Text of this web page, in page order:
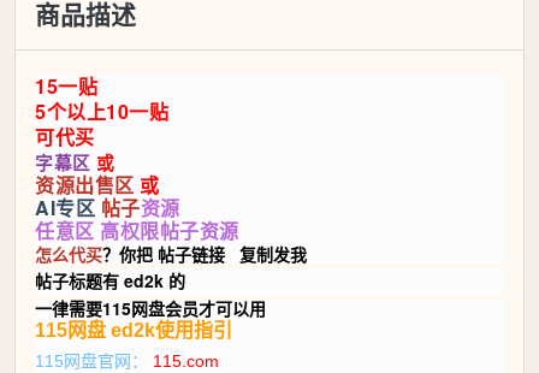
商品描述
15一贴
5个以上10一贴
可代买
字幕区 或
资源出售区 或
AI专区 帖子资源
任意区 高权限帖子资源
怎么代买？你把 帖子链接 复制发我
帖子标题有 ed2k 的
一律需要115网盘会员才可以用
115网盘 ed2k使用指引
115网盘官网： 115.com